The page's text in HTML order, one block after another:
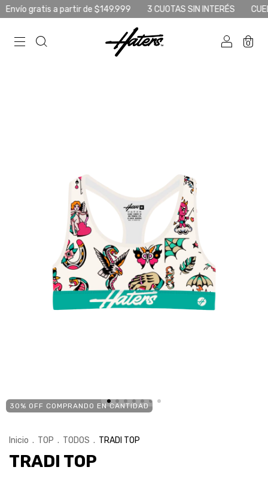
a partir de $149.999 3 CUOTAS SIN INTERÉS CUELLO DE
0
30% OFF COMPRANDO EN CANTIDAD
Inicio . TOP . TODOS . TRADI TOP
TRADI TOP